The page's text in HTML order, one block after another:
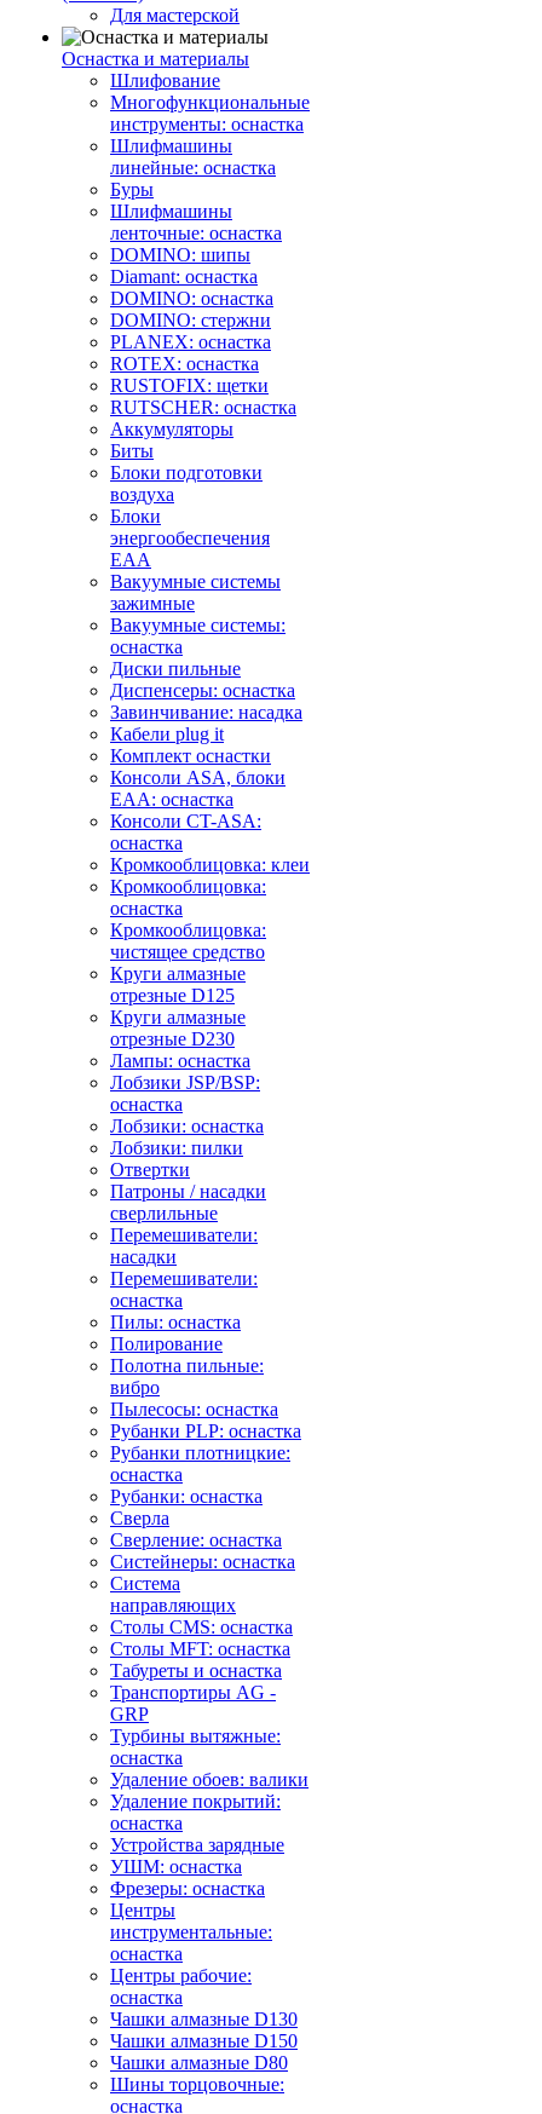
Для мастерской
Оснастка и материалы
Шлифование
Многофункциональные
инструменты: оснастка
Шлифмашины
линейные: оснастка
Буры
Шлифмашины
ленточные: оснастка
DOMINO: шипы
Diamant: оснастка
DOMINO: оснастка
DOMINO: стержни
PLANEX: оснастка
ROTEX: оснастка
RUSTOFIX: щетки
RUTSCHER: оснастка
Аккумуляторы
Биты
Блоки подготовки
воздуха
Блоки
энергообеспечения
EAA
Вакуумные системы
зажимные
Вакуумные системы:
оснастка
Диски пильные
Диспенсеры: оснастка
Завинчивание: насадка
Кабели plug it
Комплект оснастки
Консоли ASA, блоки
EAA: оснастка
Консоли CT-ASA:
оснастка
Кромкооблицовка: клеи
Кромкооблицовка:
оснастка
Кромкооблицовка:
чистящее средство
Круги алмазные
отрезные D125
Круги алмазные
отрезные D230
Лампы: оснастка
Лобзики JSP/BSP:
оснастка
Лобзики: оснастка
Лобзики: пилки
Отвертки
Патроны / насадки
сверлильные
Перемешиватели:
насадки
Перемешиватели:
оснастка
Пилы: оснастка
Полирование
Полотна пильные:
вибро
Пылесосы: оснастка
Рубанки PLP: оснастка
Рубанки плотницкие:
оснастка
Рубанки: оснастка
Сверла
Сверление: оснастка
Систейнеры: оснастка
Система
направляющих
Столы CMS: оснастка
Столы MFT: оснастка
Табуреты и оснастка
Транспортиры AG -
GRP
Турбины вытяжные:
оснастка
Удаление обоев: валики
Удаление покрытий:
оснастка
Устройства зарядные
УШМ: оснастка
Фрезеры: оснастка
Центры
инструментальные:
оснастка
Центры рабочие:
оснастка
Чашки алмазные D130
Чашки алмазные D150
Чашки алмазные D80
Шины торцовочные:
оснастка